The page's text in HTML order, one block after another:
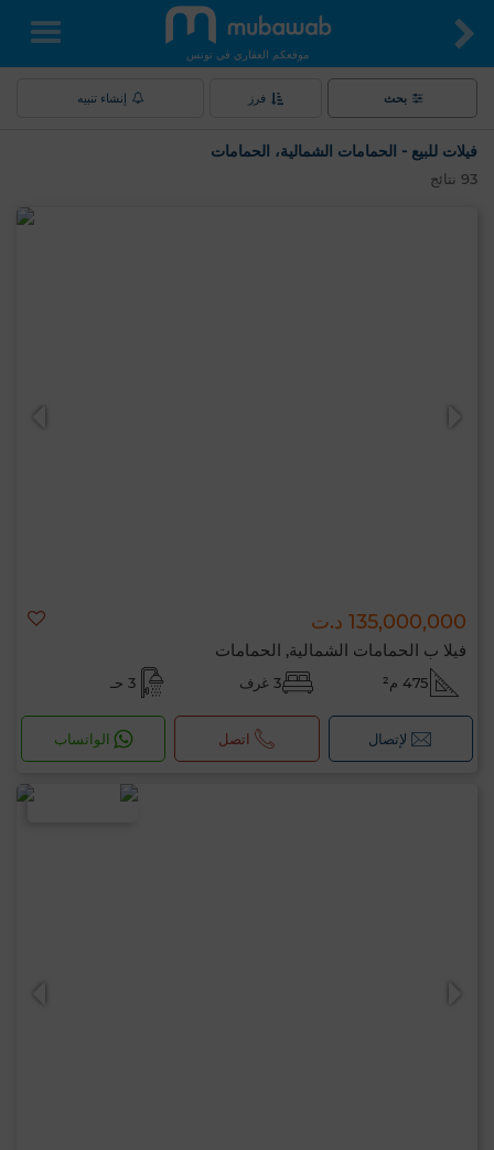
موقعكم العقاري في تونس
بحث فرز إنشاء تنبيه
فيلات للبيع - الحمامات الشمالية، الحمامات
93 نتائج
135,000,000 د.ت
فيلا ب الحمامات الشمالية, الحمامات
475 م² 3 غرف 3 حـ
لإتصال اتصل الواتساب